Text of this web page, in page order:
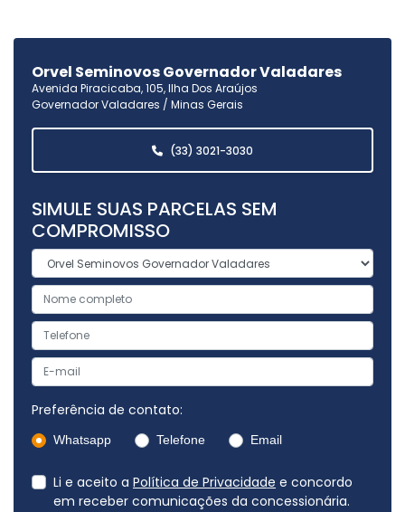
Orvel Seminovos Governador Valadares
Avenida Piracicaba, 105, Ilha Dos Araújos
Governador Valadares / Minas Gerais
(33) 3021-3030
SIMULE SUAS PARCELAS SEM
COMPROMISSO
Preferência de contato:
Whatsapp Telefone Email
Li e aceito a Política de Privacidade e concordo
em receber comunicações da concessionária.